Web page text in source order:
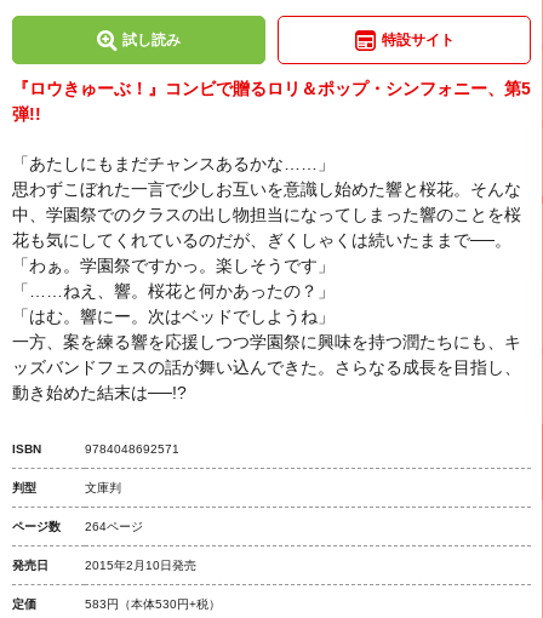
試し読み 特設サイト
『ロウきゅーぶ！』コンビで贈るロリ＆ポップ・シンフォニー、第5
弾!!
「あたしにもまだチャンスあるかな……」
思わずこぼれた一言で少しお互いを意識し始めた響と桜花。そんな
中、学園祭でのクラスの出し物担当になってしまった響のことを桜
花も気にしてくれているのだが、ぎくしゃくは続いたままで──。
「わぁ。学園祭ですかっ。楽しそうです」
「……ねえ、響。桜花と何かあったの？」
「はむ。響にー。次はベッドでしようね」
一方、案を練る響を応援しつつ学園祭に興味を持つ潤たちにも、キ
ッズバンドフェスの話が舞い込んできた。さらなる成長を目指し、
動き始めた結末は──!?
ISBN 9784048692571
判型 文庫判
ページ数 264ページ
発売日 2015年2月10日発売
定価 583円 （本体530円+税）